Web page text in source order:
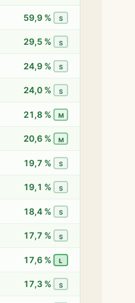
59,9 % S
29,5 % S
24,9 % S
24,0 % S
21,8 % M
20,6 % M
19,7 % S
19,1 % S
18,4 % S
17,7 % S
17,6 % L
17,3 % S